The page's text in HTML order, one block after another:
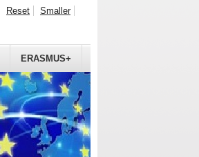
ERASMUS+
Reset Smaller